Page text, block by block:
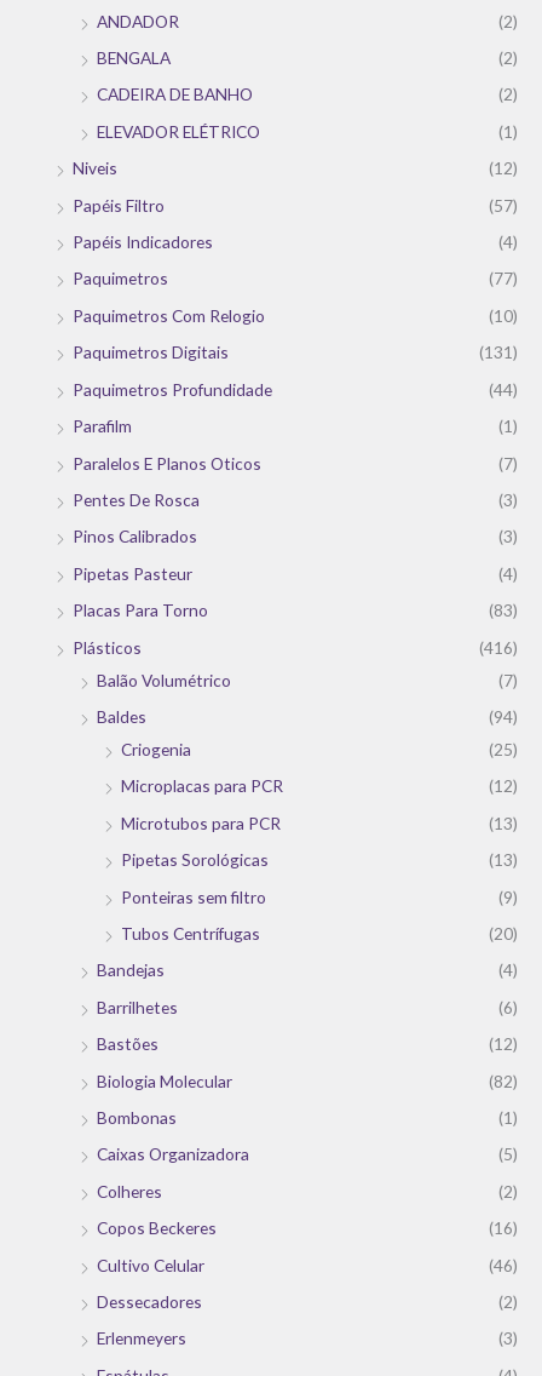
ANDADOR
(2)
BENGALA
(2)
CADEIRA DE BANHO
(2)
ELEVADOR ELÉTRICO
(1)
Niveis
(12)
Papéis Filtro
(57)
Papéis Indicadores
(4)
Paquimetros
(77)
Paquimetros Com Relogio
(10)
Paquimetros Digitais
(131)
Paquimetros Profundidade
(44)
Parafilm
(1)
Paralelos E Planos Oticos
(7)
Pentes De Rosca
(3)
Pinos Calibrados
(3)
Pipetas Pasteur
(4)
Placas Para Torno
(83)
Plásticos
(416)
Balão Volumétrico
(7)
Baldes
(94)
Criogenia
(25)
Microplacas para PCR
(12)
Microtubos para PCR
(13)
Pipetas Sorológicas
(13)
Ponteiras sem filtro
(9)
Tubos Centrífugas
(20)
Bandejas
(4)
Barrilhetes
(6)
Bastões
(12)
Biologia Molecular
(82)
Bombonas
(1)
Caixas Organizadora
(5)
Colheres
(2)
Copos Beckeres
(16)
Cultivo Celular
(46)
Dessecadores
(2)
Erlenmeyers
(3)